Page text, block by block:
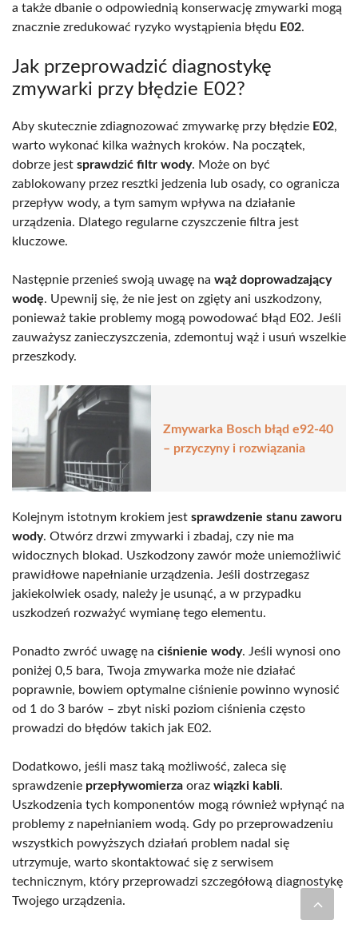
a także dbanie o odpowiednią konserwację zmywarki mogą
znacznie zredukować ryzyko wystąpienia błędu E02.
Jak przeprowadzić diagnostykę
zmywarki przy błędzie E02?
Aby skutecznie zdiagnozować zmywarkę przy błędzie E02,
warto wykonać kilka ważnych kroków. Na początek,
dobrze jest sprawdzić filtr wody. Może on być
zablokowany przez resztki jedzenia lub osady, co ogranicza
przepływ wody, a tym samym wpływa na działanie
urządzenia. Dlatego regularne czyszczenie filtra jest
kluczowe.
Następnie przenieś swoją uwagę na wąż doprowadzający
wodę. Upewnij się, że nie jest on zgięty ani uszkodzony,
ponieważ takie problemy mogą powodować błąd E02. Jeśli
zauważysz zanieczyszczenia, zdemontuj wąż i usuń wszelkie
przeszkody.
Zmywarka Bosch błąd e92-40
– przyczyny i rozwiązania
Kolejnym istotnym krokiem jest sprawdzenie stanu zaworu
wody. Otwórz drzwi zmywarki i zbadaj, czy nie ma
widocznych blokad. Uszkodzony zawór może uniemożliwić
prawidłowe napełnianie urządzenia. Jeśli dostrzegasz
jakiekolwiek osady, należy je usunąć, a w przypadku
uszkodzeń rozważyć wymianę tego elementu.
Ponadto zwróć uwagę na ciśnienie wody. Jeśli wynosi ono
poniżej 0,5 bara, Twoja zmywarka może nie działać
poprawnie, bowiem optymalne ciśnienie powinno wynosić
od 1 do 3 barów – zbyt niski poziom ciśnienia często
prowadzi do błędów takich jak E02.
Dodatkowo, jeśli masz taką możliwość, zaleca się
sprawdzenie przepływomierza oraz wiązki kabli.
Uszkodzenia tych komponentów mogą również wpłynąć na
problemy z napełnianiem wodą. Gdy po przeprowadzeniu
wszystkich powyższych działań problem nadal się
utrzymuje, warto skontaktować się z serwisem
technicznym, który przeprowadzi szczegółową diagnostykę
Twojego urządzenia.